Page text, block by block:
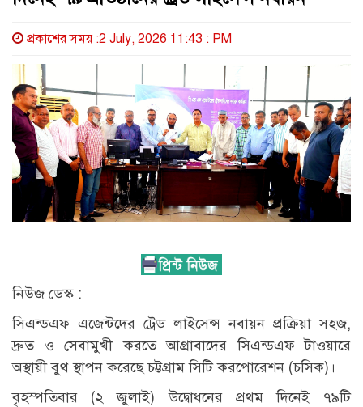
প্রকাশের সময় :2 July, 2026 11:43 : PM
নিউজ ডেস্ক :
সিএন্ডএফ এজেন্টদের ট্রেড লাইসেন্স নবায়ন প্রক্রিয়া সহজ,
দ্রুত ও সেবামুখী করতে আগ্রাবাদের সিএন্ডএফ টাওয়ারে
অস্থায়ী বুথ স্থাপন করেছে চট্টগ্রাম সিটি করপোরেশন (চসিক)।
বৃহস্পতিবার (২ জুলাই) উদ্বোধনের প্রথম দিনেই ৭৯টি